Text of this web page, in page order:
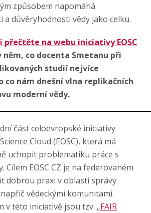
způsobem napomáhá
důvěryhodnosti vědy jako celku.
přečtěte na webu iniciativy EOSC
něm, co docenta Smetanu při
studií nejvíce
co nám dnešní vlna replikačních
moderní vědy.
část celoevropské iniciativy
Cloud (EOSC), která má
uchopit problematiku práce s
Cílem EOSC CZ je na federovaném
dobrou praxi v oblasti správy
vědeckými komunitami.
v této iniciativě jsou tzv. „FAIR